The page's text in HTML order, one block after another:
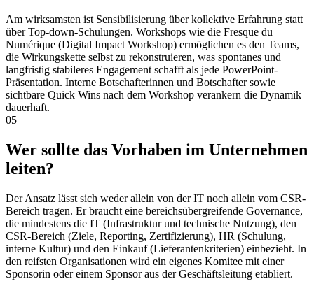
Am wirksamsten ist Sensibilisierung über kollektive Erfahrung statt
über Top-down-Schulungen. Workshops wie die Fresque du
Numérique (Digital Impact Workshop) ermöglichen es den Teams,
die Wirkungskette selbst zu rekonstruieren, was spontanes und
langfristig stabileres Engagement schafft als jede PowerPoint-
Präsentation. Interne Botschafterinnen und Botschafter sowie
sichtbare Quick Wins nach dem Workshop verankern die Dynamik
dauerhaft.
05
Wer sollte das Vorhaben im Unternehmen
leiten?
Der Ansatz lässt sich weder allein von der IT noch allein vom CSR-
Bereich tragen. Er braucht eine bereichsübergreifende Governance,
die mindestens die IT (Infrastruktur und technische Nutzung), den
CSR-Bereich (Ziele, Reporting, Zertifizierung), HR (Schulung,
interne Kultur) und den Einkauf (Lieferantenkriterien) einbezieht. In
den reifsten Organisationen wird ein eigenes Komitee mit einer
Sponsorin oder einem Sponsor aus der Geschäftsleitung etabliert.